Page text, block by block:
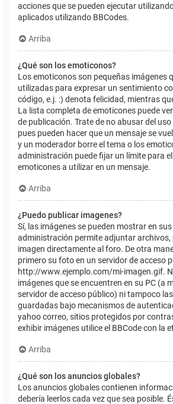
acciones que se pueden ejecutar
aplicados utilizando BBCodes.
Arriba
¿Qué son los emoticonos?
Los emoticonos son pequeñas imágenes
utilizadas para expresar un sentimiento
código, e.j. :) denota felicidad, mientras
La lista completa de emoticones puede
de publicación. Trate de no abusar del
pues pueden hacer que un mensaje se
y un moderador borre el tema o los
administración puede fijar un límite para
emoticones a utilizar en un mensaje.
Arriba
¿Puedo publicar imagenes?
Sí, las imágenes se pueden mostrar en
administración permite adjuntar archivos,
imagen directamente al foro. De otra
primero su foto en un servidor de acceso
http://www.ejemplo.com/mi-imagen.gif.
imágenes que se encuentren en su PC (a
servidor de acceso público) ni tampoco
guardadas bajo mecanismos de
yahoo correo, sitios protegidos por
exhibir imágenes utilice el BBCode con la
Arriba
¿Qué son los anuncios globales?
Los anuncios globales contienen
debería leerlos cada vez que sea posible.